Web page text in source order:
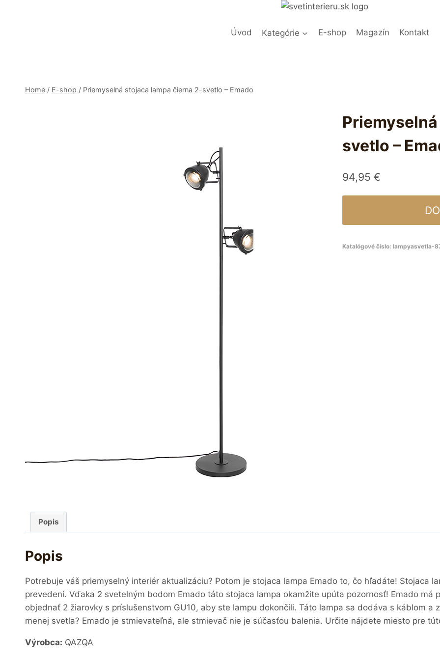
Úvod Kategórie E-shop Magazín Kontakt
Home / E-shop / Priemyselná stojaca lampa čierna 2-svetlo – Emado
svetlo –
94,95 €
Katalógové číslo: lampyasvetla-
Popis
Popis
Potrebuje váš priemyselný interiér aktualizáciu? Potom je stojaca lampa Emado to, čo hľadáte! Stojaca
prevedení. Vďaka 2 svetelným bodom Emado táto stojaca lampa okamžite upúta pozornosť! Emado má
objednať 2 žiarovky s príslušenstvom GU10, aby ste lampu dokončili. Táto lampa sa dodáva s káblom a
menej svetla? Emado je stmievateľná, ale stmievač nie je súčasťou balenia. Určite nájdete miesto pre
Výrobca: QAZQA